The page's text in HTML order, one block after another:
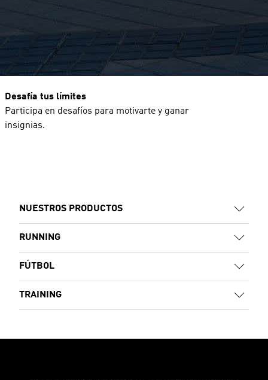
Desafía tus límites
Participa en desafíos para motivarte y ganar
insignias.
NUESTROS PRODUCTOS
RUNNING
FÚTBOL
TRAINING